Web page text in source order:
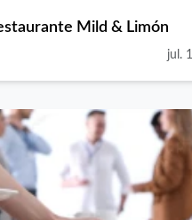
del menú del día y la carta.
Mild & Limón
jul.